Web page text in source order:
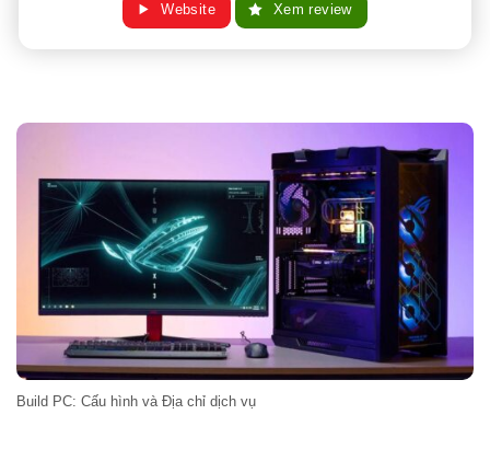
Website Xem review
Build PC: Cấu hình và Địa chỉ dịch vụ